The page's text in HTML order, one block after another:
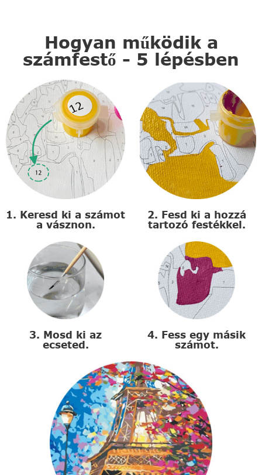
Hogyan működik a
számfestő - 5 lépésben
1. Keresd ki a számot
a vásznon.
2. Fesd ki a hozzá
tartozó festékkel.
3. Mosd ki az
ecseted.
4. Fess egy másik
számot.